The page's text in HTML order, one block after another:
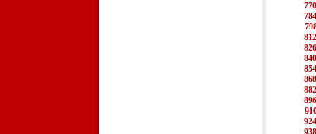
770
784
812
826
840
854
868
882
896
924
938